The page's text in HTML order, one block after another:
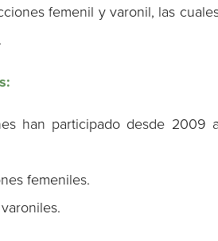
femenil y varonil, las
.
han participado desde 2009
femeniles.